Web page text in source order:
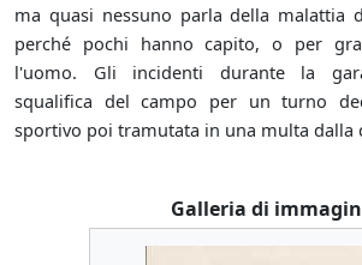
ma quasi nessuno parla della malattia
perché pochi hanno capito, o per
l'uomo. Gli incidenti durante la
squalifica del campo per un turno
sportivo poi tramutata in una multa dalla
Galleria di